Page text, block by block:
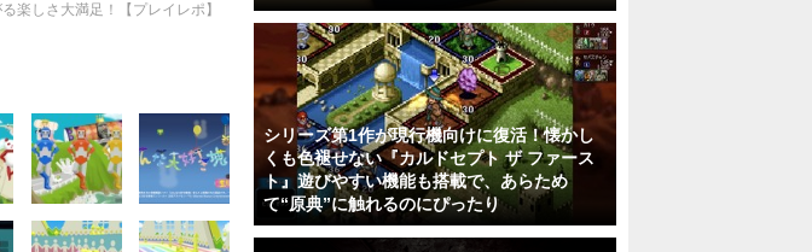
楽しさ大満足！【プレイレポ】
シリーズ第1作が現行機向けに復活！懐かし
くも色褪せない『カルドセプト ザ ファース
ト』遊びやすい機能も搭載で、あらため
て“原典”に触れるのにぴったり